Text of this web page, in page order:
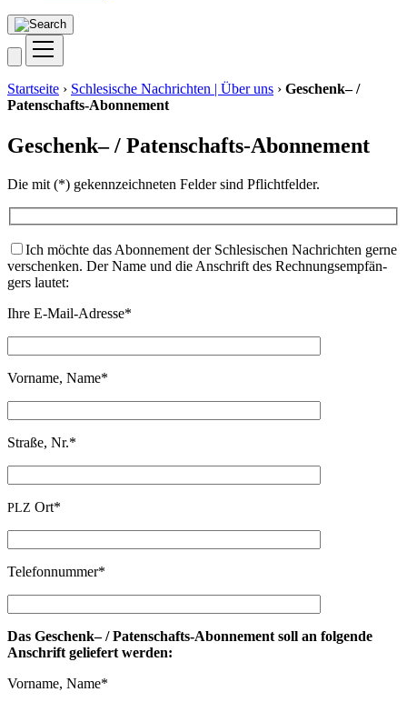
Startseite › Schlesische Nachrichten | Über uns › Geschenk– /
Patenschafts-Abonnement
Geschenk– / Patenschafts-Abonnement
Die mit (*) gekenn­zeich­ne­ten Fel­der sind Pflichtfelder.
Ich möch­te das Abon­ne­ment der Schle­si­schen Nach­rich­ten ger­ne
ver­schen­ken. Der Name und die Anschrift des Rech­nungs­emp­fän­
gers lautet:
Ihre E‑Mail-Adres­se*
Vor­na­me, Name*
Stra­ße, Nr.*
PLZ Ort*
Tele­fon­num­mer*
Das Geschenk– / Paten­schafts-Abon­ne­ment soll an fol­gen­de
Anschrift gelie­fert werden:
Vor­na­me, Name*